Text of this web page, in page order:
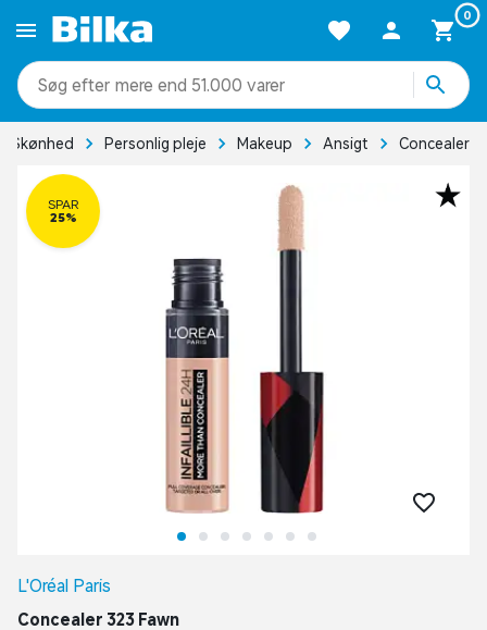
0
mere end 51.000 varer
Skønhed Personlig pleje Makeup Ansigt Concealer
SPAR
25%
L'Oréal Paris
Concealer 323 Fawn